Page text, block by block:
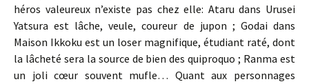
héros valeureux n’existe pas chez elle: Ataru dans Urusei
Yatsura est lâche, veule, coureur de jupon ; Godai dans
Maison Ikkoku est un loser magnifique, étudiant raté, dont
la lâcheté sera la source de bien des quiproquo ; Ranma est
un joli cœur souvent mufle… Quant aux personnages